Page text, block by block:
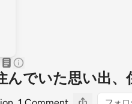
んでいた思い出